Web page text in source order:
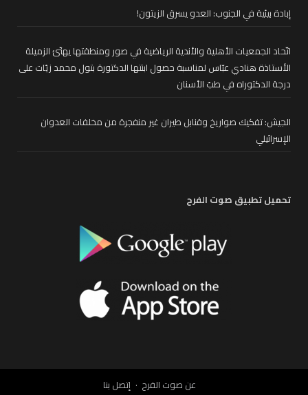
إبادة بيئية في الجنوب: العدو يسرق الزيتون!
اتّحاد الجمعيات الأهلية والأندية الرياضية في صور ومنطقتها يهنّئ الزميلة
الأستاذة هنادي عبّاس لمناسبة حصول ابنتها الدكتورة بتول محمد زيّات على
درجة الدكتوراه في طبّ الأسنان
الجيش: تفكيك صواريخ وقنابل طيران غير منفجرة من مخلفات العدوان
الإسرائيلي
تحميل تطبيق صوت الفرح
عن صوت الفرح إتصل بنا